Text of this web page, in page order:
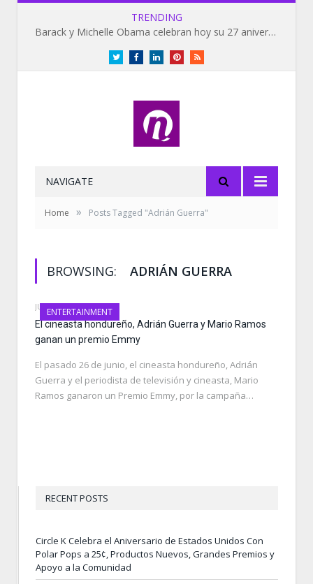
TRENDING
Barack y Michelle Obama celebran hoy su 27 aniversario de bodas
TwitterFacebookLinkedInPinterestRSS
NAVIGATE
Home » Posts Tagged "Adrián Guerra"
BROWSING: ADRIÁN GUERRA
ENTERTAINMENT
JUNE 30, 2021
El cineasta hondureño, Adrián Guerra y Mario Ramos
ganan un premio Emmy
El pasado 26 de junio, el cineasta hondureño, Adrián
Guerra y el periodista de televisión y cineasta, Mario
Ramos ganaron un Premio Emmy, por la campaña…
RECENT POSTS
Circle K Celebra el Aniversario de Estados Unidos Con
Polar Pops a 25¢, Productos Nuevos, Grandes Premios y
Apoyo a la Comunidad